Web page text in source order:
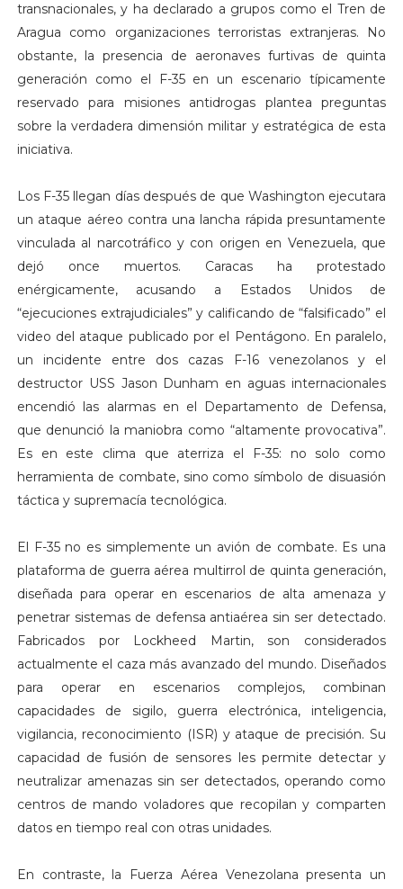
transnacionales, y ha declarado a grupos como el Tren de
Aragua como organizaciones terroristas extranjeras. No
obstante, la presencia de aeronaves furtivas de quinta
generación como el F-35 en un escenario típicamente
reservado para misiones antidrogas plantea preguntas
sobre la verdadera dimensión militar y estratégica de esta
iniciativa.
Los F-35 llegan días después de que Washington ejecutara
un ataque aéreo contra una lancha rápida presuntamente
vinculada al narcotráfico y con origen en Venezuela, que
dejó once muertos. Caracas ha protestado
enérgicamente, acusando a Estados Unidos de
“ejecuciones extrajudiciales” y calificando de “falsificado” el
video del ataque publicado por el Pentágono. En paralelo,
un incidente entre dos cazas F-16 venezolanos y el
destructor USS Jason Dunham en aguas internacionales
encendió las alarmas en el Departamento de Defensa,
que denunció la maniobra como “altamente provocativa”.
Es en este clima que aterriza el F-35: no solo como
herramienta de combate, sino como símbolo de disuasión
táctica y supremacía tecnológica.
El F-35 no es simplemente un avión de combate. Es una
plataforma de guerra aérea multirrol de quinta generación,
diseñada para operar en escenarios de alta amenaza y
penetrar sistemas de defensa antiaérea sin ser detectado.
Fabricados por Lockheed Martin, son considerados
actualmente el caza más avanzado del mundo. Diseñados
para operar en escenarios complejos, combinan
capacidades de sigilo, guerra electrónica, inteligencia,
vigilancia, reconocimiento (ISR) y ataque de precisión. Su
capacidad de fusión de sensores les permite detectar y
neutralizar amenazas sin ser detectados, operando como
centros de mando voladores que recopilan y comparten
datos en tiempo real con otras unidades.
En contraste, la Fuerza Aérea Venezolana presenta un